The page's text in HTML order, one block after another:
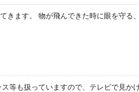
きます。 物が飛んできた時に眼を守
等も扱っていますので、テレビで見